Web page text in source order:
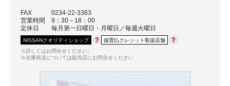
FAX
0234-22-3363
営業時間
9：30－18：00
定休日
毎月第一日曜日・月曜日／毎週火曜日
NISSANクオリティショップ
据置払クレジット取扱店舗
※詳しくはお問合せください。
※在庫状況については販売店にお問合せください